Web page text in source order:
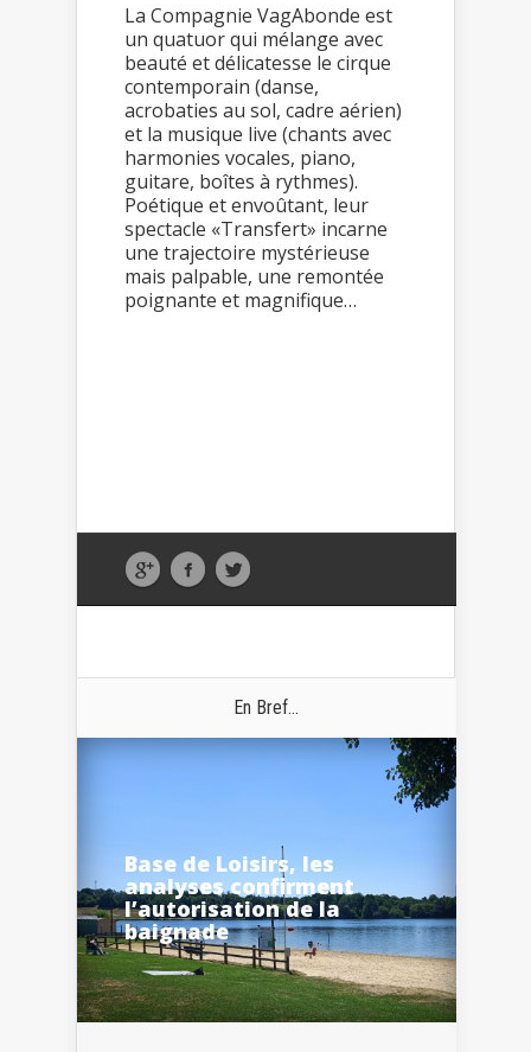
La Compagnie VagAbonde est
un quatuor qui mélange avec
beauté et délicatesse le cirque
contemporain (danse,
acrobaties au sol, cadre aérien)
et la musique live (chants avec
harmonies vocales, piano,
guitare, boîtes à rythmes).
Poétique et envoûtant, leur
spectacle «Transfert» incarne
une trajectoire mystérieuse
mais palpable, une remontée
poignante et magnifique…
En Bref...
Base de Loisirs, les
analyses confirment
l’autorisation de la
baignade